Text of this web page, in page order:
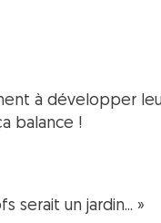
à développer
balance !
serait un jardin... »